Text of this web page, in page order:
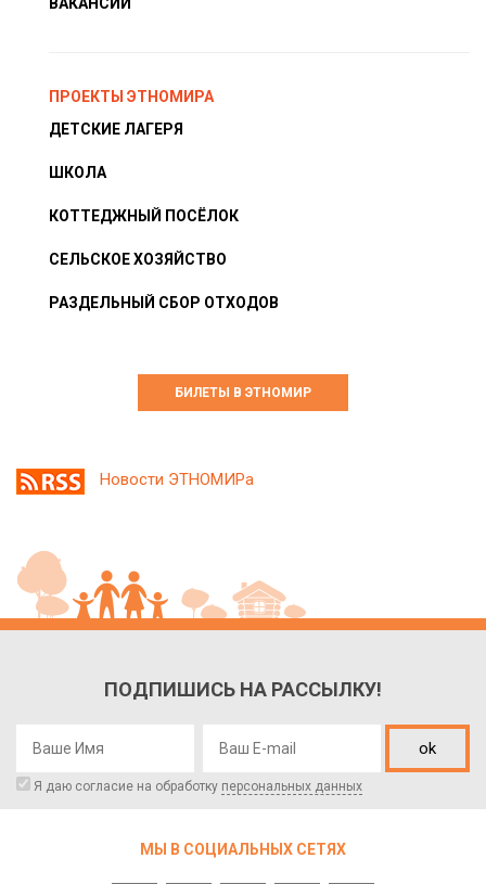
ВАКАНСИИ
ПРОЕКТЫ ЭТНОМИРА
ДЕТСКИЕ ЛАГЕРЯ
ШКОЛА
КОТТЕДЖНЫЙ ПОСЁЛОК
СЕЛЬСКОЕ ХОЗЯЙСТВО
РАЗДЕЛЬНЫЙ СБОР ОТХОДОВ
БИЛЕТЫ В ЭТНОМИР
Новости ЭТНОМИРа
ПОДПИШИСЬ НА РАССЫЛКУ!
ok
Я даю согласие на обработку персональных данных
МЫ В СОЦИАЛЬНЫХ СЕТЯХ